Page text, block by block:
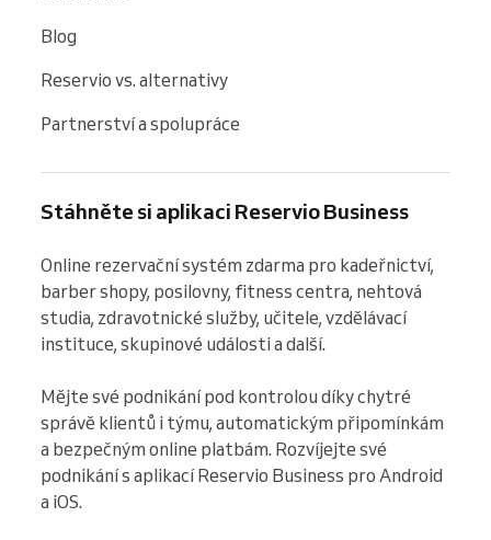
Blog
Reservio vs. alternativy
Partnerství a spolupráce
Stáhněte si aplikaci Reservio Business
Online rezervační systém zdarma pro kadeřnictví,
barber shopy, posilovny, fitness centra, nehtová
studia, zdravotnické služby, učitele, vzdělávací
instituce, skupinové události a další.
Mějte své podnikání pod kontrolou díky chytré
správě klientů i týmu, automatickým připomínkám
a bezpečným online platbám. Rozvíjejte své
podnikání s aplikací Reservio Business pro Android
a iOS.